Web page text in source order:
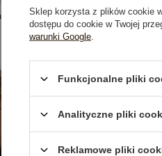
z gumką w talii
Sklep korzysta z plików cookie
dostępu do cookie w Twojej
warunki Google
Funkcjonalne pliki
Analityczne pliki
Reklamowe pliki